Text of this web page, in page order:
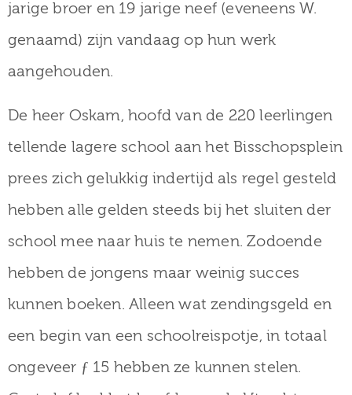
jarige broer en 19 jarige neef (eveneens W.
genaamd) zijn vandaag op hun werk
aangehouden.
De heer Oskam, hoofd van de 220 leerlingen
tellende lagere school aan het Bisschopsplein
prees zich gelukkig indertijd als regel gesteld
hebben alle gelden steeds bij het sluiten der
school mee naar huis te nemen. Zodoende
hebben de jongens maar weinig succes
kunnen boeken. Alleen wat zendingsgeld en
een begin van een schoolreispotje, in totaal
ongeveer ƒ 15 hebben ze kunnen stelen.